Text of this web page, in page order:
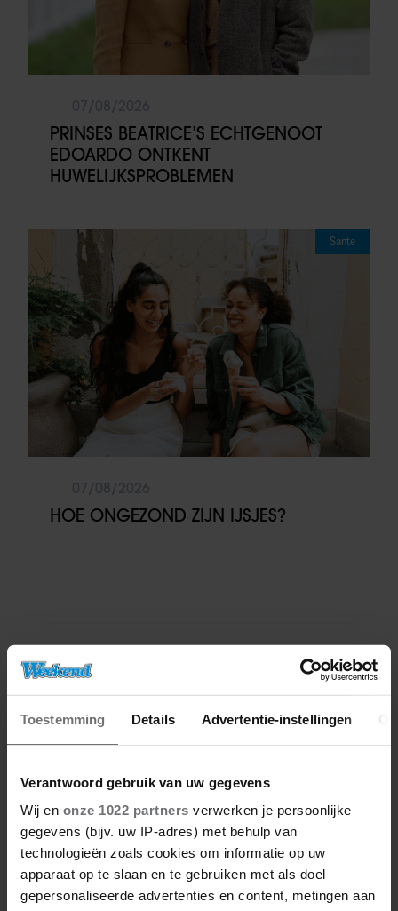
Toestemming Details Advertentie-instellingen
Verantwoord gebruik van uw gegevens
Wij en onze 1022 partners verwerken je persoonlijke
gegevens (bijv. uw IP-adres) met behulp van
technologieën zoals cookies om informatie op uw
apparaat op te slaan en te gebruiken met als doel
gepersonaliseerde advertenties en content, metingen aan
PRINSES BEATRICE’S ECHTGENOOT
EDOARDO ONTKENT
HUWELIJKSPROBLEMEN
Sante
HOE ONGEZOND ZIJN IJSJES?
Denise is een creatieve freelance journalist
sinds 2015. Ze heeft European Studies
gestudeerd aan de Haagse Hogeschool en
Denise is bedreven in het creëren van content
en is een enthousiast, nieuwsgierig en vriendelijk
persoon met een enorme wanderlust. Naast haar
passie voor reizen, is ze gek op vechtsport,
muziek, witte wijn en fietsen in de natuur.